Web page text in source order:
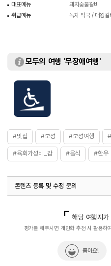
대표메뉴
돼지숯불갈비
취급메뉴
녹차 떡국 / 대왕
모두의 여행 '무장애여행'
#맛집 #보성 #보성여행
#육회가성비_갑 #음식 #한우
콘텐츠 등록 및 수정 문의
열린관광콘텐츠팀(열린관광-모두의여행)
해당 여행지가
평가를 해주시면 개인화 추천 시 활용하
좋아요!